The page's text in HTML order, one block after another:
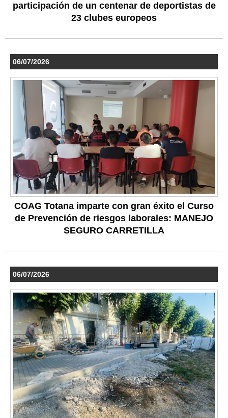
participación de un centenar de deportistas de
23 clubes europeos
06/07/2026
COAG Totana imparte con gran éxito el Curso
de Prevención de riesgos laborales: MANEJO
SEGURO CARRETILLA
06/07/2026